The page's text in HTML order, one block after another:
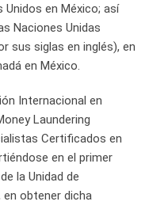
Unidos en México; así
Naciones Unidas
sus siglas en inglés), en
en México.
Internacional en
Laundering
Certificados en
en el primer
la Unidad de
en obtener dicha